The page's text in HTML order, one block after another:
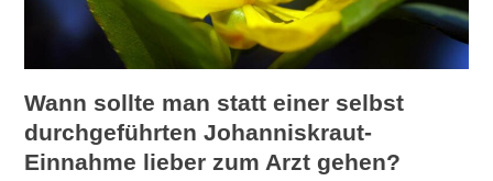
Wann sollte man statt einer selbst
durchgeführten Johanniskraut-
Einnahme lieber zum Arzt gehen?